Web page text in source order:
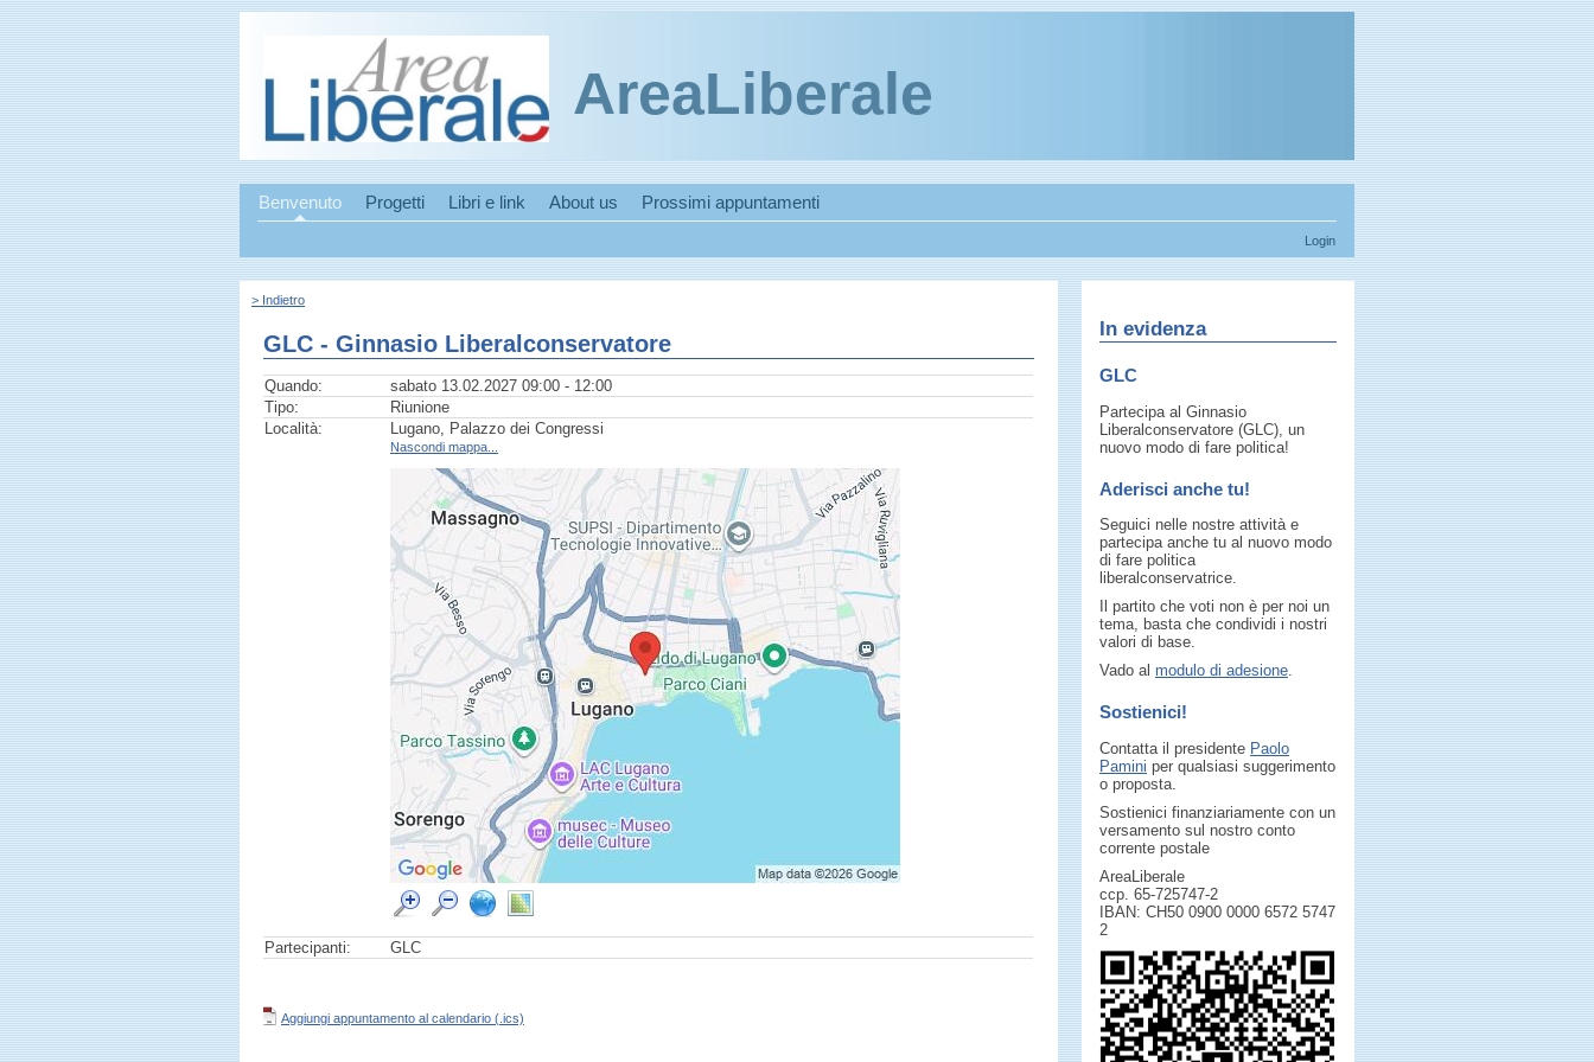
AreaLiberale
Benvenuto Progetti Libri e link About us Prossimi appuntamenti
Login
> Indietro
GLC - Ginnasio Liberalconservatore
Quando:
sabato 13.02.2027 09:00 - 12:00
Tipo:
Riunione
Località:
Lugano, Palazzo dei Congressi
Nascondi mappa...
Partecipanti: GLC
Aggiungi appuntamento al calendario (.ics)
In evidenza
GLC
Partecipa al Ginnasio
Liberalconservatore (GLC), un
nuovo modo di fare politica!
Aderisci anche tu!
Seguici nelle nostre attività e
partecipa anche tu al nuovo modo
di fare politica
liberalconservatrice.
Il partito che voti non è per noi un
tema, basta che condividi i nostri
valori di base.
Vado al modulo di adesione.
Sostienici!
Contatta il presidente Paolo
Pamini per qualsiasi suggerimento
o proposta.
Sostienici finanziariamente con un
versamento sul nostro conto
corrente postale
AreaLiberale
ccp. 65-725747-2
IBAN: CH50 0900 0000 6572 5747
2